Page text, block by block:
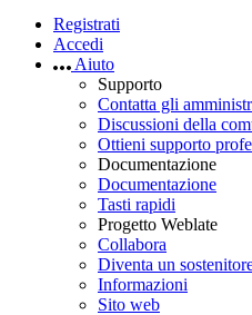
Registrati
Accedi
Aiuto
Supporto
Contatta gli
Discussioni della
Ottieni supporto
Documentazione
Documentazione
Tasti rapidi
Progetto Weblate
Collabora
Diventa un
Informazioni
Sito web